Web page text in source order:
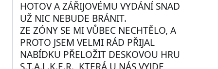
HOTOV A ZÁŘIJOVÉMU VYDÁNÍ SNAD
UŽ NIC NEBUDE BRÁNIT.
ZE ZÓNY SE MI VŮBEC NECHTĚLO, A
PROTO JSEM VELMI RÁD PŘIJAL
NABÍDKU PŘELOŽIT DESKOVOU HRU